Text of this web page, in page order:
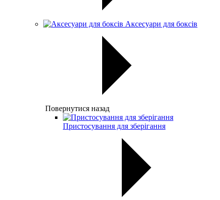
Аксесуари для боксів
Повернутися назад
Пристосування для зберігання